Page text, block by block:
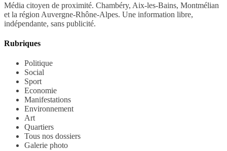
Média citoyen de proximité. Chambéry, Aix-les-Bains, Montmélian
et la région Auvergne-Rhône-Alpes. Une information libre,
indépendante, sans publicité.
Rubriques
Politique
Social
Sport
Economie
Manifestations
Environnement
Art
Quartiers
Tous nos dossiers
Galerie photo